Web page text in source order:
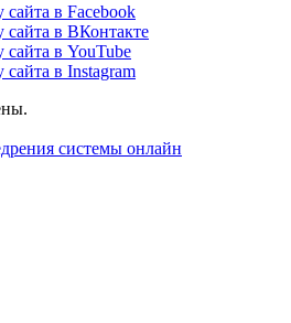
в Facebook
в ВКонтакте
в YouTube
в Instagram
системы онлайн